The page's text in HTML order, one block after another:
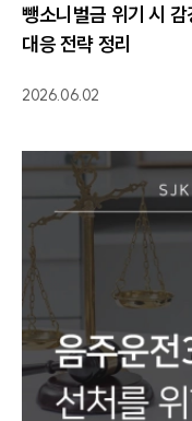
같습니다.
뺑소니벌금 위기 시
대응 전략 정리
2026.06.02